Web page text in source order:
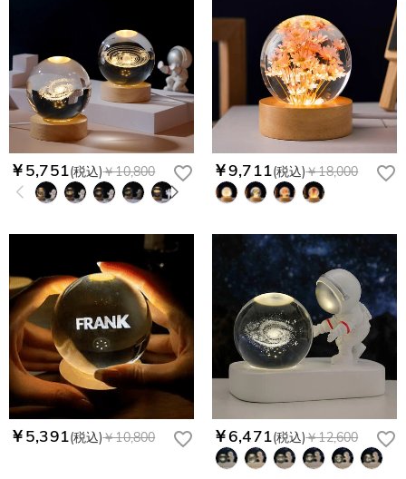
￥5,751(税込)￥10,800 ￥9,711(税込)￥18,000
￥5,391(税込)￥10,800 ￥6,471(税込)￥12,600